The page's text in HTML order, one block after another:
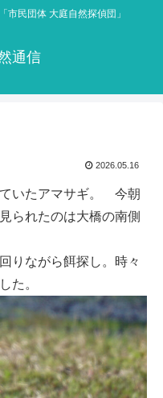
市民団体 大庭自然探偵団」
通信
2026.05.16
いたアマサギ。 今朝
られたのは大橋の南側
りながら餌探し。時々
た。